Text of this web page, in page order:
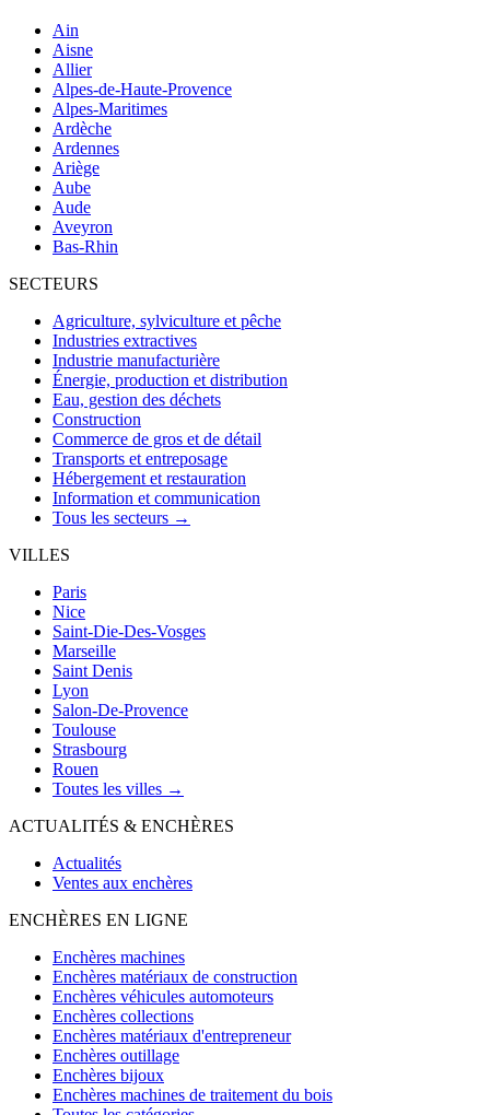
Ain
Aisne
Allier
Alpes-de-Haute-Provence
Alpes-Maritimes
Ardèche
Ardennes
Ariège
Aube
Aude
Aveyron
Bas-Rhin
SECTEURS
Agriculture, sylviculture et pêche
Industries extractives
Industrie manufacturière
Énergie, production et distribution
Eau, gestion des déchets
Construction
Commerce de gros et de détail
Transports et entreposage
Hébergement et restauration
Information et communication
Tous les secteurs →
VILLES
Paris
Nice
Saint-Die-Des-Vosges
Marseille
Saint Denis
Lyon
Salon-De-Provence
Toulouse
Strasbourg
Rouen
Toutes les villes →
ACTUALITÉS & ENCHÈRES
Actualités
Ventes aux enchères
ENCHÈRES EN LIGNE
Enchères machines
Enchères matériaux de construction
Enchères véhicules automoteurs
Enchères collections
Enchères matériaux d'entrepreneur
Enchères outillage
Enchères bijoux
Enchères machines de traitement du bois